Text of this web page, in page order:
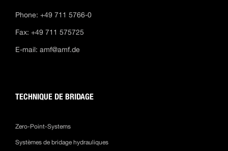
Phone: +49 711 5766-0
Fax: +49 711 575725
E-mail: amf@amf.de
TECHNIQUE DE BRIDAGE
Zero-Point-Systems
Systèmes de bridage hydrauliques